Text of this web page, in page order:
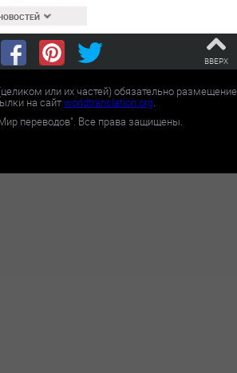
ВВЕРХ
или их частей) обязательно размещение
на сайтworldtranslation.org.
переводов". Все права защищены.